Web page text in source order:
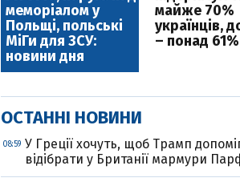
меморіалом у
Польщі, польські
МіГи для ЗСУ:
новини дня
майже 70%
українців,
– понад 61%
ОСТАННІ НОВИНИ
08:59 У Греції хочуть, щоб Трамп
відібрати у Британії мармури